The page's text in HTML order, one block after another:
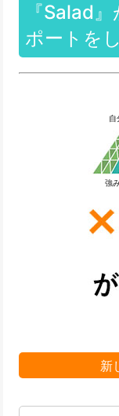
『Salad
ポートを
自
強
新